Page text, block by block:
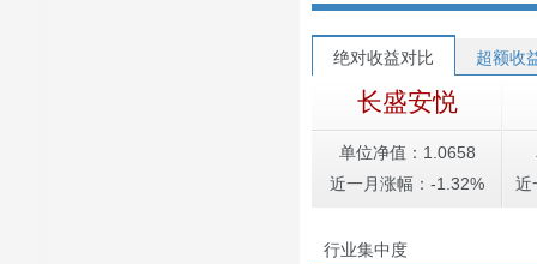
绝对收益对比 超额收
长盛安悦
单位净值：1.0658
近一月涨幅：-1.32%
近
行业集中度